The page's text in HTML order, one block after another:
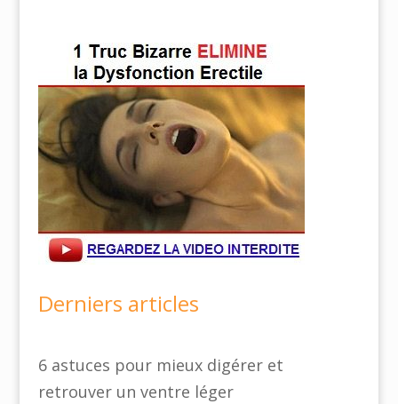
Derniers articles
6 astuces pour mieux digérer et
retrouver un ventre léger